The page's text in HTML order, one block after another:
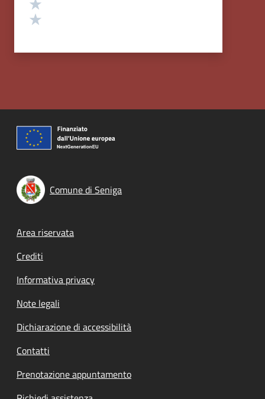
Comune di Seniga
Footer menu
Area riservata
Crediti
Informativa privacy
Note legali
Dichiarazione di accessibilità
Contatti
Prenotazione appuntamento